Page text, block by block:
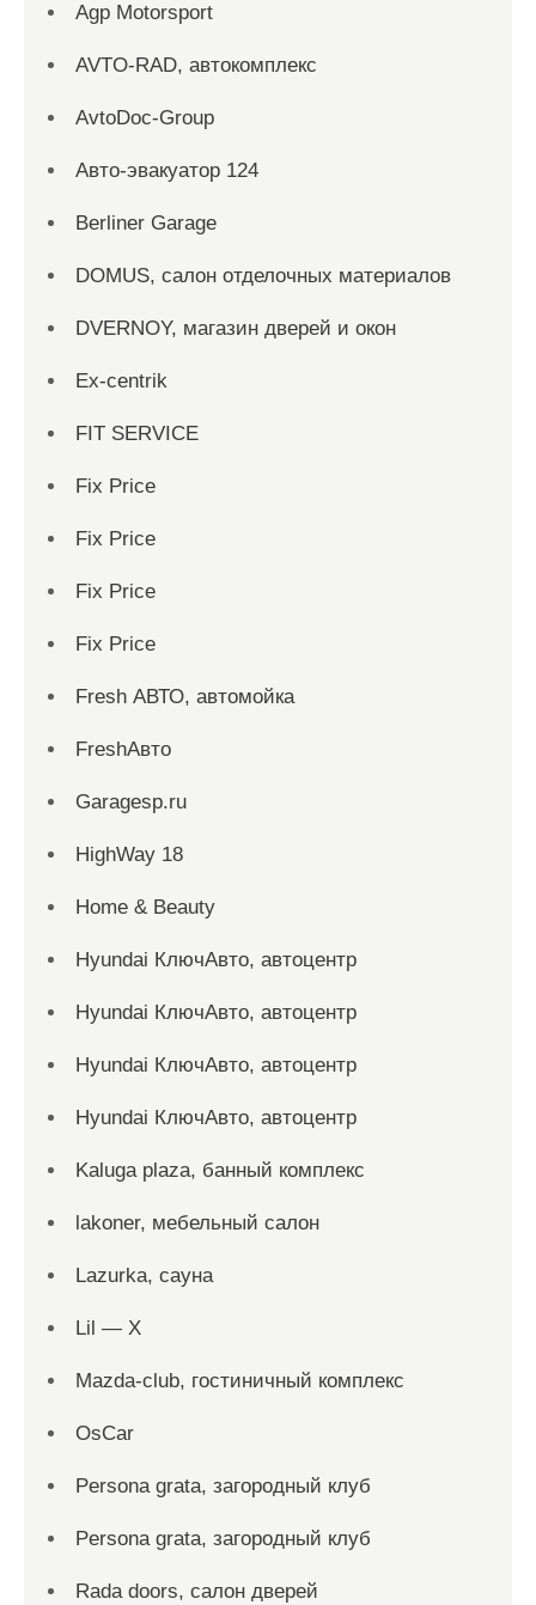
Agp Motorsport
AVTO-RAD, автокомплекс
AvtoDoc-Group
Aвто-эвакуатор 124
Berliner Garage
DOMUS, салон отделочных материалов
DVERNOY, магазин дверей и окон
Ex-centrik
FIT SERVICE
Fix Price
Fix Price
Fix Price
Fix Price
Fresh АВТО, автомойка
FreshАвто
Garagesp.ru
HighWay 18
Home & Beauty
Hyundai КлючАвто, автоцентр
Hyundai КлючАвто, автоцентр
Hyundai КлючАвто, автоцентр
Hyundai КлючАвто, автоцентр
Kaluga plaza, банный комплекс
lakoner, мебельный салон
Lazurka, сауна
Lil — X
Mazda-club, гостиничный комплекс
OsCar
Persona grata, загородный клуб
Persona grata, загородный клуб
Rada doors, салон дверей